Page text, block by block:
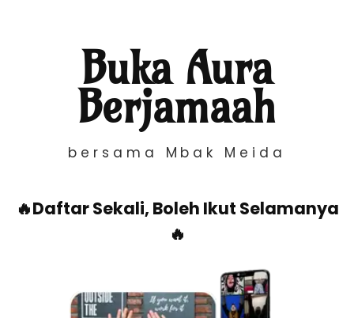
Buka Aura
Berjamaah
bersama Mbak Meida
🔥Daftar Sekali, Boleh Ikut Selamanya
🔥